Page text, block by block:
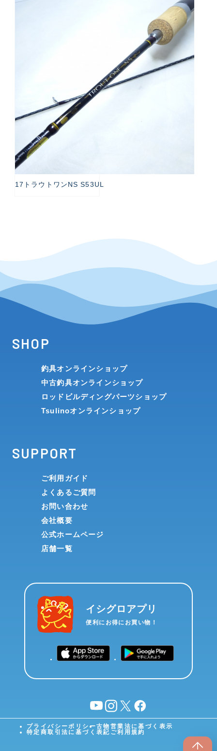
17トラウトワンNS S53UL
SHOP
釣具オンラインショップ
中古釣具オンラインショップ
ロッドビルディングパーツショップ
Tsulinoオンラインショップ
SUPPORT
ご利用ガイド
よくあるご質問
お問い合わせ
会社概要
公式ホームページ
店舗一覧
イシグロアプリ
便利にお得にお買い物！
YouTubeinstagram
X facebook
プライバシーポリシー古物営業法に基づく表示
特定商取引法に基づく表記 ご利用規約